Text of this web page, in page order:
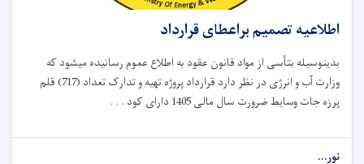
اطلاعیه تصمیم براعطای قرارداد
بدینوسیله بتأسی از مواد قانون عقود به اطلاع عموم رسانیده میشود که
وزارت آب و انرژی در نظر دارد قرارداد پروژه تهیه و تدارک تعداد (717) قلم
پرزه جات وسایط ضرورت سال مالی 1405 دارای کود . . .
نور...